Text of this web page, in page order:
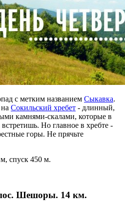
с метким названием Сыкавка.
Сокильский хребет - длинный,
камнями-скалами, которые в
Но главное в хребте -
горы. Не прячьте
спуск 450 м.
Шешоры. 14 км.